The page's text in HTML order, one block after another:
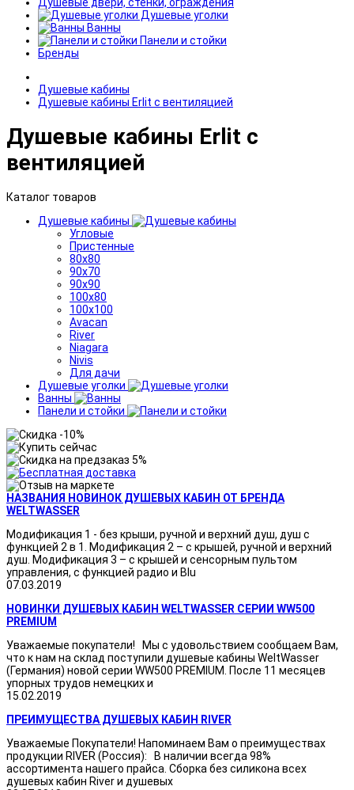
Душевые уголки
Ванны
Панели и стойки
Бренды
Душевые кабины
Душевые кабины Erlit с вентиляцией
Душевые кабины Erlit с
вентиляцией
Каталог товаров
Душевые кабины
Угловые
Пристенные
80x80
90x70
90x90
100x80
100x100
Avacan
River
Niagara
Nivis
Для дачи
Душевые уголки
Ванны
Панели и стойки
НАЗВАНИЯ НОВИНОК ДУШЕВЫХ КАБИН ОТ БРЕНДА
WELTWASSER
Модификация 1 - без крыши, ручной и верхний душ, душ с
функцией 2 в 1. Модификация 2 – с крышей, ручной и верхний
душ. Модификация 3 – с крышей и сенсорным пультом
управления, с функцией радио и Blu
07.03.2019
НОВИНКИ ДУШЕВЫХ КАБИН WELTWASSER СЕРИИ WW500
PREMIUM
Уважаемые покупатели! Мы с удовольствием сообщаем Вам,
что к нам на склад поступили душевые кабины WeltWasser
(Германия) новой серии WW500 PREMIUM. После 11 месяцев
упорных трудов немецких и
15.02.2019
ПРЕИМУЩЕСТВА ДУШЕВЫХ КАБИН RIVER
Уважаемые Покупатели! Напоминаем Вам о преимуществах
продукции RIVER (Россия): В наличии всегда 98%
ассортимента нашего прайса. Сборка без силикона всех
душевых кабин River и душевых